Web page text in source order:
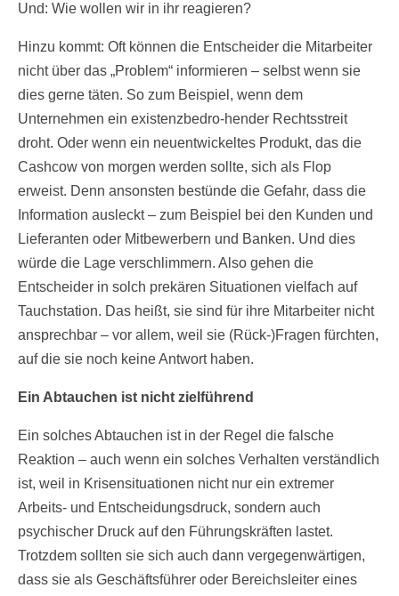
Und: Wie wollen wir in ihr reagieren?
Hinzu kommt: Oft können die Entscheider die Mitarbeiter
nicht über das „Problem“ informieren – selbst wenn sie
dies gerne täten. So zum Beispiel, wenn dem
Unternehmen ein existenzbedro-hender Rechtsstreit
droht. Oder wenn ein neuentwickeltes Produkt, das die
Cashcow von morgen werden sollte, sich als Flop
erweist. Denn ansonsten bestünde die Gefahr, dass die
Information ausleckt – zum Beispiel bei den Kunden und
Lieferanten oder Mitbewerbern und Banken. Und dies
würde die Lage verschlimmern. Also gehen die
Entscheider in solch prekären Situationen vielfach auf
Tauchstation. Das heißt, sie sind für ihre Mitarbeiter nicht
ansprechbar – vor allem, weil sie (Rück-)Fragen fürchten,
auf die sie noch keine Antwort haben.
Ein Abtauchen ist nicht zielführend
Ein solches Abtauchen ist in der Regel die falsche
Reaktion – auch wenn ein solches Verhalten verständlich
ist, weil in Krisensituationen nicht nur ein extremer
Arbeits- und Entscheidungsdruck, sondern auch
psychischer Druck auf den Führungskräften lastet.
Trotzdem sollten sie sich auch dann vergegenwärtigen,
dass sie als Geschäftsführer oder Bereichsleiter eines